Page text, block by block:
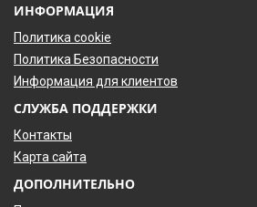
ИНФОРМАЦИЯ
Политика cookie
Политика Безопасности
Информация для клиентов
СЛУЖБА ПОДДЕРЖКИ
Контакты
Карта сайта
ДОПОЛНИТЕЛЬНО